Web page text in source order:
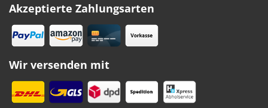
Akzeptierte Zahlungsarten
Wir versenden mit